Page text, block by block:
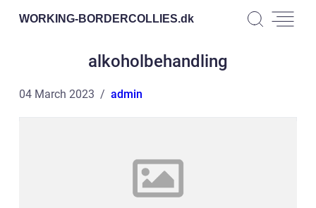
WORKING-BORDERCOLLIES.dk
alkoholbehandling
04 March 2023 admin